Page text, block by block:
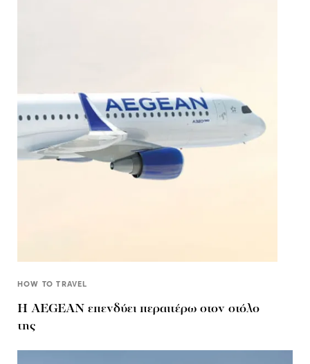
HOW TO TRAVEL
Η AEGEAN επενδύει περαιτέρω στον στόλο
της